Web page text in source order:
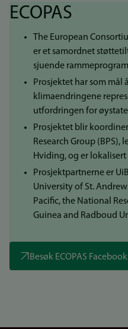
ECOPAS
The European
er et samordnet
sjuende
Prosjektet har som mål
klimaendringene
utfordringen for
Prosjektet blir
Research Group (BPS),
Hviding, og er lokalisert
Prosjektpartnerne er
University of St.
Pacific, the National
Guinea and Radboud
Besøk ECOPAS